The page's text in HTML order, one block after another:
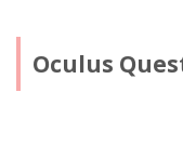
Oculus